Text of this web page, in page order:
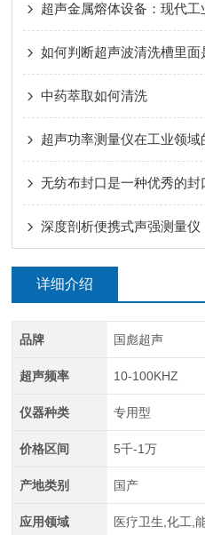
超声金属熔体设备：现代工
如何判断超声波清洗槽里面
中药萃取如何清洗
超声功率测量仪在工业领域
无纺布封口是一种优秀的封
详细介绍
品牌 国彪超声
超声频率 10-100KHZ
仪器种类 专用型
价格区间 5千-1万
产地类别 国产
应用领域 医疗卫生,化工,